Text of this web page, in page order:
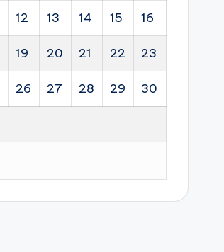
12 13 14 15 16
19 20 21 22 23
26 27 28 29 30